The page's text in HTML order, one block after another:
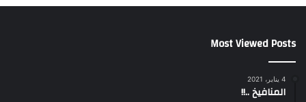
Most Viewed Posts
4 يناير، 2021
المنافيخ ..!!